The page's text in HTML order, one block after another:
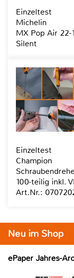
Neu im Shop
ePaper Jahres-
Einzeltest
Michelin
MX Pop Air 22-
Silent
Einzeltest
Champion
100-teilig inkl.
Art.Nr.: